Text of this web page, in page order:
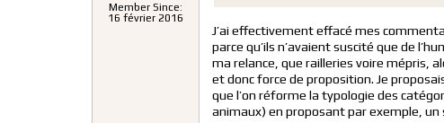
Member Since:
16 février 2016
J’ai effectivement effacé mes
parce qu’ils n’avaient suscité que de
ma relance, que railleries voire mépris,
et donc force de proposition. Je
que l’on réforme la typologie des
animaux) en proposant par exemple,